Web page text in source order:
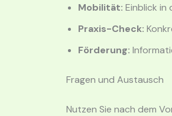
Mobilität: Einblick in
Praxis-Check:
Förderung:
Fragen und Austausch
Nutzen Sie nach dem